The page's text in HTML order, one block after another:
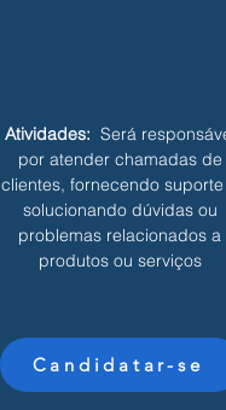
Atividades: Será
por atender chamadas de
clientes, fornecendo
solucionando dúvidas ou
problemas relacionados a
produtos ou serviços
Candidatar-se